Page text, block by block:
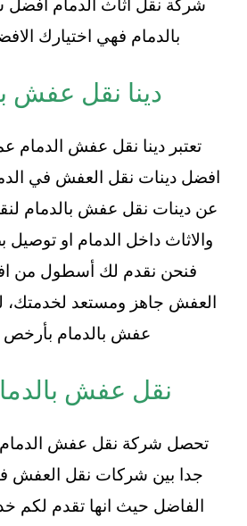
شركة نقل اثاث الدمام
بالدمام فهي اختيارك
دينا نقل عفش
تعتبر دينا نقل عفش الدمام
افضل دينات نقل العفش في
عن دينات نقل عفش بالدمام
والاثاث داخل الدمام او توصيل
فنحن نقدم لك أسطول من
العفش جاهز ومستعد لخدمتك،
عفش بالدمام بأرخص
نقل عفش
تحصل شركة نقل عفش الدمام
جدا بين شركات نقل العفش
الفاضل حيث انها تقدم